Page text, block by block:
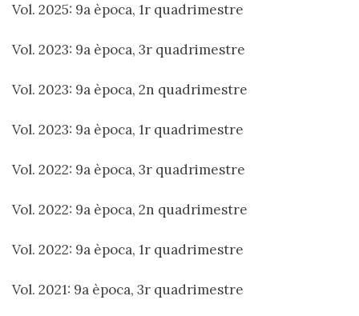
Vol. 2025: 9a època, 1r quadrimestre
Vol. 2023: 9a època, 3r quadrimestre
Vol. 2023: 9a època, 2n quadrimestre
Vol. 2023: 9a època, 1r quadrimestre
Vol. 2022: 9a època, 3r quadrimestre
Vol. 2022: 9a època, 2n quadrimestre
Vol. 2022: 9a època, 1r quadrimestre
Vol. 2021: 9a època, 3r quadrimestre